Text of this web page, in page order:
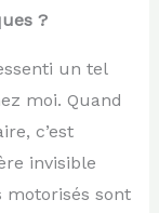
?
un tel
moi. Quand
c’est
invisible
motorisés sont